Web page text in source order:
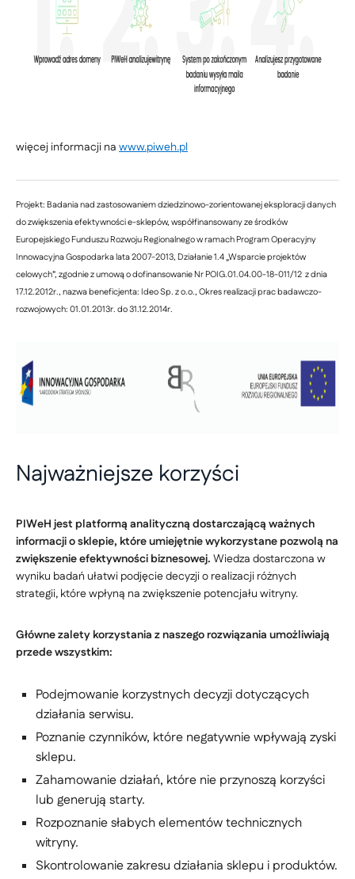
więcej informacji na www.piweh.pl
Projekt: Badania nad zastosowaniem dziedzinowo-zorientowanej eksploracji danych
do zwiększenia efektywności e-sklepów, współfinansowany ze środków
Europejskiego Funduszu Rozwoju Regionalnego w ramach Program Operacyjny
Innowacyjna Gospodarka lata 2007-2013, Działanie 1.4 „Wsparcie projektów
celowych”, zgodnie z umową o dofinansowanie Nr POIG.01.04.00-18-011/12 z dnia
17.12.2012r., nazwa beneficjenta: Ideo Sp. z o.o., Okres realizacji prac badawczo-
rozwojowych: 01.01.2013r. do 31.12.2014r.
Najważniejsze korzyści
PIWeH jest platformą analityczną dostarczającą ważnych
informacji o sklepie, które umiejętnie wykorzystane pozwolą na
zwiększenie efektywności biznesowej. Wiedza dostarczona w
wyniku badań ułatwi podjęcie decyzji o realizacji różnych
strategii, które wpłyną na zwiększenie potencjału witryny.
Główne zalety korzystania z naszego rozwiązania umożliwiają
przede wszystkim:
Podejmowanie korzystnych decyzji dotyczących
działania serwisu.
Poznanie czynników, które negatywnie wpływają zyski
sklepu.
Zahamowanie działań, które nie przynoszą korzyści
lub generują starty.
Rozpoznanie słabych elementów technicznych
witryny.
Skontrolowanie zakresu działania sklepu i produktów.